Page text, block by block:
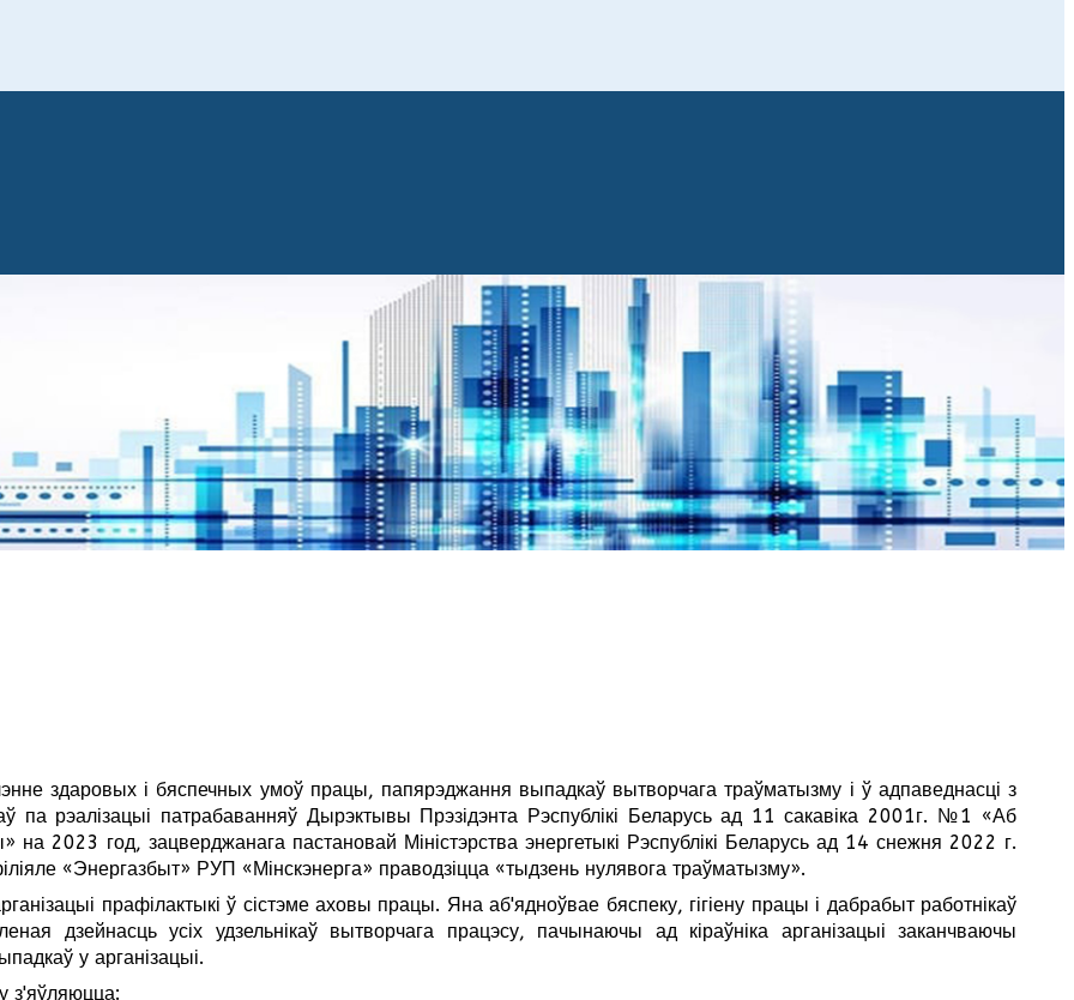
здаровых і бяспечных умоў працы, папярэджання выпадкаў вытворчага траўматызму і ў адпаведнасці з
рэалізацыі патрабаванняў Дырэктывы Прэзідэнта Рэспублікі Беларусь ад 11 сакавіка 2001г. №1 «Аб
на 2023 год, зацверджанага пастановай Міністэрства энергетыкі Рэспублікі Беларусь ад 14 снежня 2022 г.
«Энергазбыт» РУП «Мінскэнерга» праводзіцца «тыдзень нулявога траўматызму».
прафілактыкі ў сістэме аховы працы. Яна аб'ядноўвае бяспеку, гігіену працы і дабрабыт работнікаў
дзейнасць усіх удзельнікаў вытворчага працэсу, пачынаючы ад кіраўніка арганізацыі заканчваючы
у арганізацыі.
з'яўляюцца: